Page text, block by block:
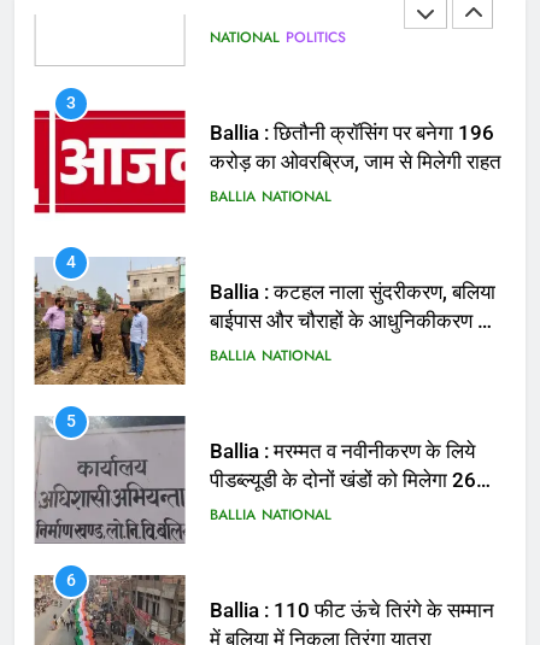
BALLIA NATIONAL
तैयारी तेज
BALLIA NATIONAL
5
करोड़
BALLIA NATIONAL
6
BALLIA NATIONAL